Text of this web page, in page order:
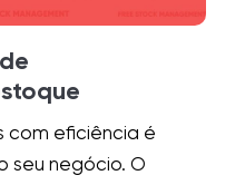
com eficiência é
seu negócio. O